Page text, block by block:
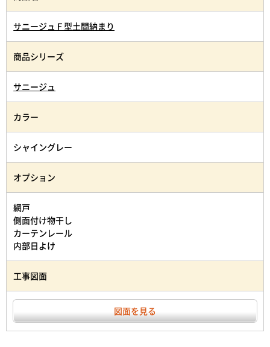
サニージュＦ型土間納まり
商品シリーズ
サニージュ
カラー
シャイングレー
オプション
網戸
側面付け物干し
カーテンレール
内部日よけ
工事図面
図面を見る